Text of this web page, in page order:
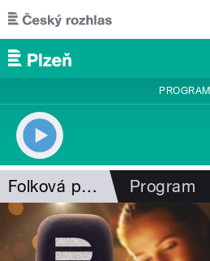
Přejít k hlavnímu obsahu
PROGRAM
Folková pohlazení Program